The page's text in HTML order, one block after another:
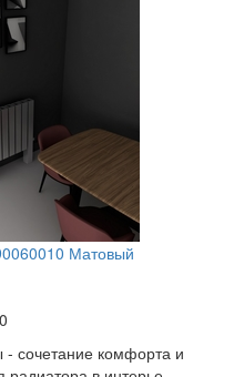
Матовый
сочетание комфорта и